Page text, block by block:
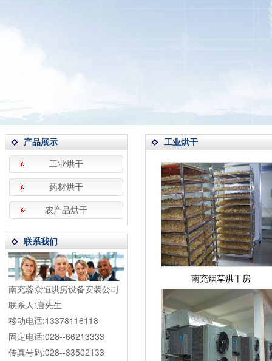
产品展示
工业烘干
药材烘干
农产品烘干
联系我们
南充蓉众恒烘房设备安装公司
联系人:唐先生
移动电话:13378116118
固定电话:028--66213333
传真号码:028--83502133
工业烘干
南充烟草烘干房